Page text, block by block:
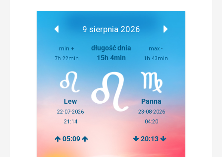
9 sierpnia 2026
min +
7h 22min
długość dnia
15h 4min
max -
1h 43min
Lew
22-07-2026
21:14
Panna
23-08-2026
04:20
05:09 20:13